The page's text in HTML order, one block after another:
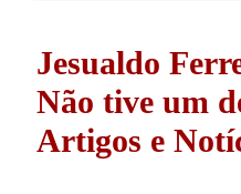
Jesualdo
Não tive um
Artigos e